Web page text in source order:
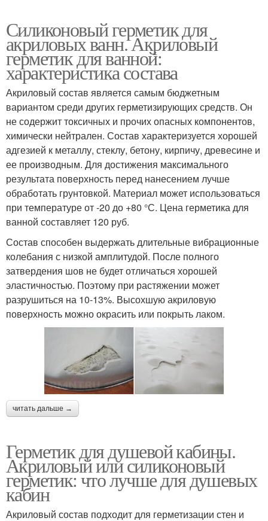
Силиконовый герметик для
акриловых ванн. Акриловый
герметик для ванной:
характеристика состава
Акриловый состав является самым бюджетным
вариантом среди других герметизирующих средств. Он
не содержит токсичных и прочих опасных компонентов,
химически нейтрален. Состав характеризуется хорошей
адгезией к металлу, стеклу, бетону, кирпичу, древесине и
ее производным. Для достижения максимального
результата поверхность перед нанесением лучше
обработать грунтовкой. Материал может использоваться
при температуре от -20 до +80 °С. Цена герметика для
ванной составляет 120 руб.
Состав способен выдержать длительные вибрационные
колебания с низкой амплитудой. После полного
затвердения шов не будет отличаться хорошей
эластичностью. Поэтому при растяжении может
разрушиться на 10-13%. Высохшую акриловую
поверхность можно окрасить или покрыть лаком.
читать дальше →
Герметик для душевой кабины.
Акриловый или силиконовый
герметик: что лучше для душевых
кабин
Акриловый состав подходит для герметизации стен и